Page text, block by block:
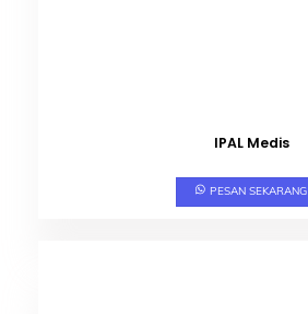
IPAL Medis
PESAN SEKARANG